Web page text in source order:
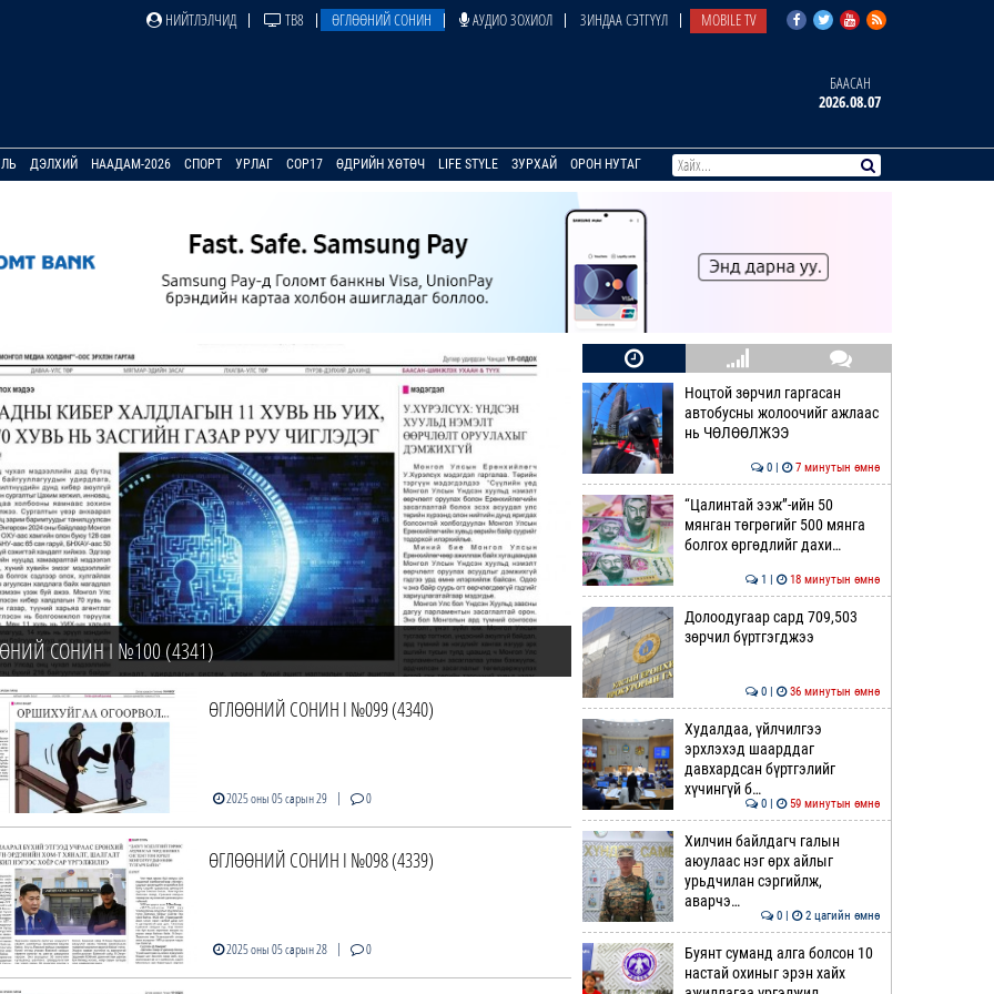
НИЙТЛЭЛЧИД ТВ8 ӨГЛӨӨНИЙ СОНИН АУДИО ЗОХИОЛ ЗИНДАА СЭТГҮҮЛ MOBILE TV
БААСАН
2026.08.07
ДЭЛХИЙ НААДАМ-2026 СПОРТ УРЛАГ COP17 ӨДРИЙН ХӨТӨЧ LIFE STYLE ЗУРХАЙ ОРОН НУТАГ
СОНИН I №100 (4341)
ӨГЛӨӨНИЙ СОНИН I №099 (4340)
2025 оны 05 сарын 29 | 0
ӨГЛӨӨНИЙ СОНИН I №098 (4339)
2025 оны 05 сарын 28 | 0
Ноцтой зөрчил гаргасан
автобусны жолоочийг ажлаас
нь ЧӨЛӨӨЛЖЭЭ
0 | 7 минутын өмнө
“Цалинтай ээж”-ийн 50
мянган төгрөгийг 500 мянга
болгох өргөдлийг дахи…
1 | 18 минутын өмнө
Долоодугаар сард 709,503
зөрчил бүртгэгджээ
0 | 36 минутын өмнө
Худалдаа, үйлчилгээ
эрхлэхэд шаарддаг
давхардсан бүртгэлийг
хүчингүй б…
0 | 59 минутын өмнө
Хилчин байлдагч галын
аюулаас нэг өрх айлыг
урьдчилан сэргийлж,
аварчэ…
0 | 2 цагийн өмнө
Буянт суманд алга болсон 10
настай охиныг эрэн хайх